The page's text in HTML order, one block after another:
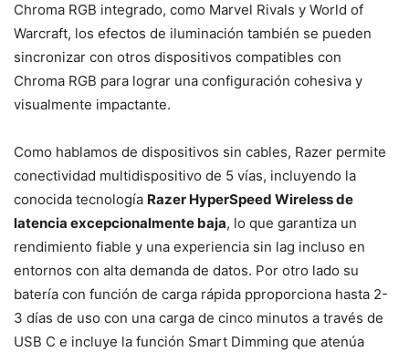
Chroma RGB integrado, como Marvel Rivals y World of
Warcraft, los efectos de iluminación también se pueden
sincronizar con otros dispositivos compatibles con
Chroma RGB para lograr una configuración cohesiva y
visualmente impactante.
Como hablamos de dispositivos sin cables, Razer permite
conectividad multidispositivo de 5 vías, incluyendo la
conocida tecnología Razer HyperSpeed ​​Wireless de
latencia excepcionalmente baja, lo que garantiza un
rendimiento fiable y una experiencia sin lag incluso en
entornos con alta demanda de datos. Por otro lado su
batería con función de carga rápida pproporciona hasta 2-
3 días de uso con una carga de cinco minutos a través de
USB C e incluye la función Smart Dimming que atenúa